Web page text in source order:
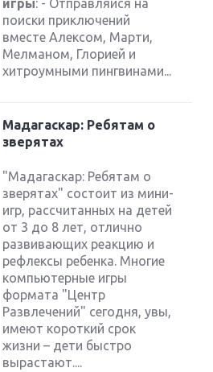
игры: - Отправляйся на
поиски приключений
вместе Алексом, Марти,
Мелманом, Глорией и
хитроумными пингвинами...
Мадагаскар: Ребятам о
зверятах
"Мадагаскар: Ребятам о
зверятах" состоит из мини-
игр, рассчитанных на детей
от 3 до 8 лет, отлично
развивающих реакцию и
рефлексы ребенка. Многие
компьютерные игры
формата "Центр
Развлечений" сегодня, увы,
имеют короткий срок
жизни – дети быстро
вырастают....